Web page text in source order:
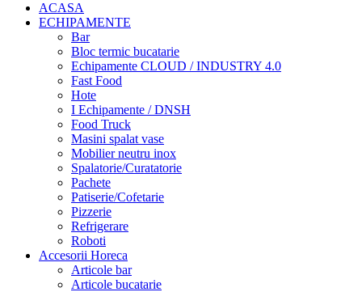
ACASA
ECHIPAMENTE
Bar
Bloc termic bucatarie
Echipamente CLOUD / INDUSTRY 4.0
Fast Food
Hote
I Echipamente / DNSH
Food Truck
Masini spalat vase
Mobilier neutru inox
Spalatorie/Curatatorie
Pachete
Patiserie/Cofetarie
Pizzerie
Refrigerare
Roboti
Accesorii Horeca
Articole bar
Articole bucatarie